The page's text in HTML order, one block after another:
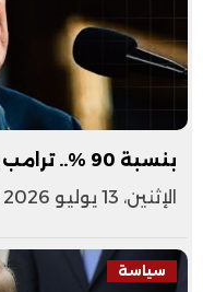
بنسبة 90 %.. ترامب يرجح مقتل مجتبى خامنئي
الإثنين، 13 يوليو 2026 06:28 م
سياسة